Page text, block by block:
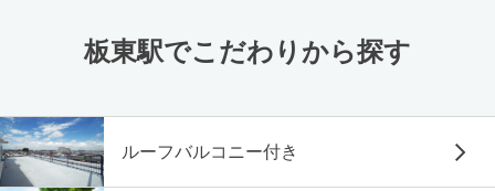
板東駅でこだわりから探す
ルーフバルコニー付き